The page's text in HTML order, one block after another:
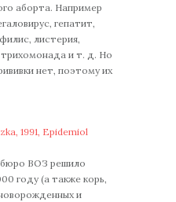
аборта. Например
гепатит,
листерия,
и т. д. Но
нет, поэтому их
1991, Epidemiol
бюро ВОЗ решило
году (а также корь,
и